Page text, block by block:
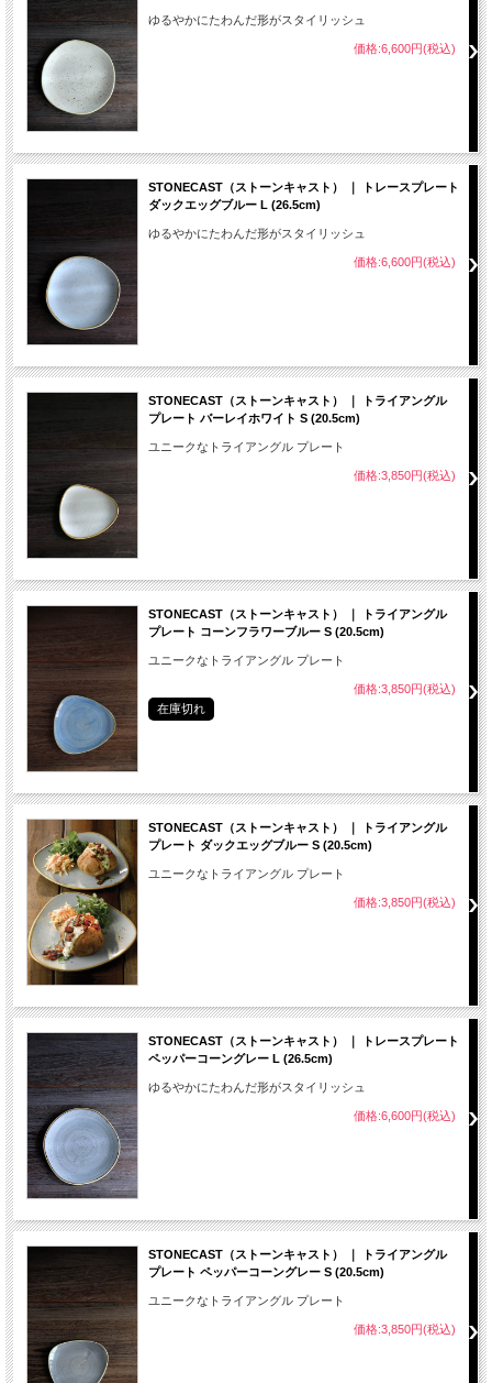
ゆるやかにたわんだ形がスタイリッシュ
価格:6,600円(税込)
STONECAST（ストーンキャスト） ｜ トレースプレート
ダックエッグブルー L (26.5cm)
ゆるやかにたわんだ形がスタイリッシュ
価格:6,600円(税込)
STONECAST（ストーンキャスト） ｜ トライアングル
プレート バーレイホワイト S (20.5cm)
ユニークなトライアングル プレート
価格:3,850円(税込)
STONECAST（ストーンキャスト） ｜ トライアングル
プレート コーンフラワーブルー S (20.5cm)
ユニークなトライアングル プレート
価格:3,850円(税込)
在庫切れ
STONECAST（ストーンキャスト） ｜ トライアングル
プレート ダックエッグブルー S (20.5cm)
ユニークなトライアングル プレート
価格:3,850円(税込)
STONECAST（ストーンキャスト） ｜ トレースプレート
ペッパーコーングレー L (26.5cm)
ゆるやかにたわんだ形がスタイリッシュ
価格:6,600円(税込)
STONECAST（ストーンキャスト） ｜ トライアングル
プレート ペッパーコーングレー S (20.5cm)
ユニークなトライアングル プレート
価格:3,850円(税込)